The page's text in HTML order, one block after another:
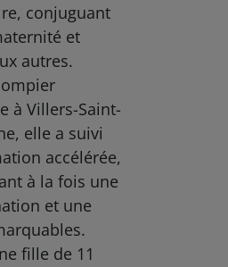
conjuguant
et
autres.
à Villers-Saint-
elle a suivi
accélérée,
à la fois une
et une
fille de 11